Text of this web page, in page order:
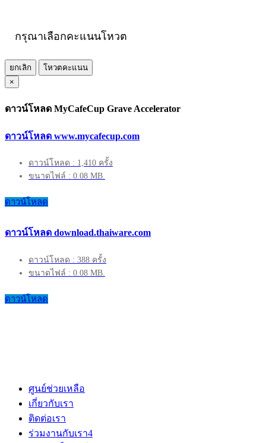
กรุณาเลือกคะแนนโหวต
ยกเลิก
โหวตคะแนน
×
ดาวน์โหลด MyCafeCup Grave Accelerator
ดาวน์โหลด www.mycafecup.com
ดาวน์โหลด : 1,410 ครั้ง
ขนาดไฟล์ : 0.08 MB.
ดาวน์โหลด
ดาวน์โหลด download.thaiware.com
ดาวน์โหลด : 388 ครั้ง
ขนาดไฟล์ : 0.08 MB.
ดาวน์โหลด
ศูนย์ช่วยเหลือ
เกี่ยวกับเรา
ติดต่อเรา
ร่วมงานกับเรา4